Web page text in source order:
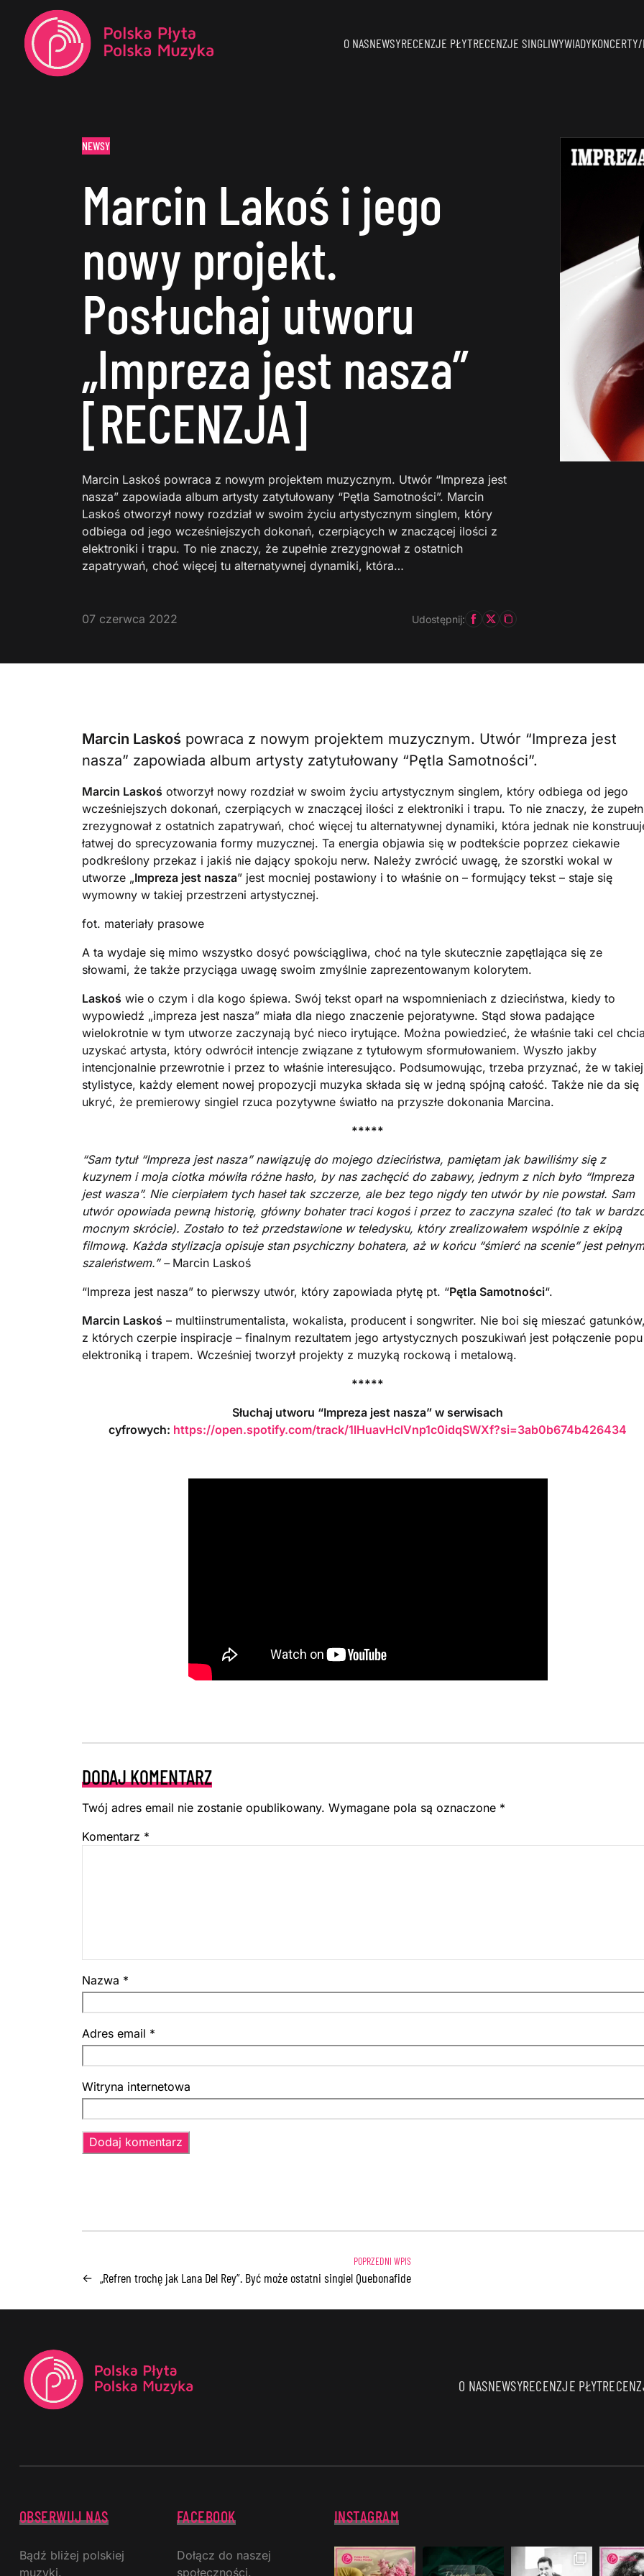
O NASNEWSYRECENZJE PŁYTRECENZJE SINGLIWYWIADY
NEWSY
Marcin Lakoś i jego
nowy projekt.
Posłuchaj utworu
„Impreza jest nasza”
[RECENZJA]
Marcin Laskoś powraca z nowym projektem muzycznym. Utwór “Impreza jest
nasza” zapowiada album artysty zatytułowany “Pętla Samotności”. Marcin
Laskoś otworzył nowy rozdział w swoim życiu artystycznym singlem, który
odbiega od jego wcześniejszych dokonań, czerpiących w znaczącej ilości z
elektroniki i trapu. To nie znaczy, że zupełnie zrezygnował z ostatnich
zapatrywań, choć więcej tu alternatywnej dynamiki, która…
07 czerwca 2022 Udostępnij:
Marcin Laskoś powraca z nowym projektem muzycznym. Utwór “Impreza jest
nasza” zapowiada album artysty zatytułowany “Pętla Samotności”.
Marcin Laskoś otworzył nowy rozdział w swoim życiu artystycznym singlem, który odbiega od jego
wcześniejszych dokonań, czerpiących w znaczącej ilości z elektroniki i trapu. To nie znaczy, że
zrezygnował z ostatnich zapatrywań, choć więcej tu alternatywnej dynamiki, która jednak nie
łatwej do sprecyzowania formy muzycznej. Ta energia objawia się w podtekście poprzez ciekawie
podkreślony przekaz i jakiś nie dający spokoju nerw. Należy zwrócić uwagę, że szorstki wokal w
utworze „Impreza jest nasza” jest mocniej postawiony i to właśnie on – formujący tekst – staje się
wymowny w takiej przestrzeni artystycznej.
fot. materiały prasowe
A ta wydaje się mimo wszystko dosyć powściągliwa, choć na tyle skutecznie zapętlająca się ze
słowami, że także przyciąga uwagę swoim zmyślnie zaprezentowanym kolorytem.
Laskoś wie o czym i dla kogo śpiewa. Swój tekst oparł na wspomnieniach z dzieciństwa, kiedy to
wypowiedź „impreza jest nasza” miała dla niego znaczenie pejoratywne. Stąd słowa padające
wielokrotnie w tym utworze zaczynają być nieco irytujące. Można powiedzieć, że właśnie taki cel
uzyskać artysta, który odwrócił intencje związane z tytułowym sformułowaniem. Wyszło jakby
intencjonalnie przewrotnie i przez to właśnie interesująco. Podsumowując, trzeba przyznać, że w takiej
stylistyce, każdy element nowej propozycji muzyka składa się w jedną spójną całość. Także nie da się
ukryć, że premierowy singiel rzuca pozytywne światło na przyszłe dokonania Marcina.
*****
“Sam tytuł “Impreza jest nasza” nawiązuję do mojego dzieciństwa, pamiętam jak bawiliśmy się z
kuzynem i moja ciotka mówiła różne hasło, by nas zachęcić do zabawy, jednym z nich było “Impreza
jest wasza”. Nie cierpiałem tych haseł tak szczerze, ale bez tego nigdy ten utwór by nie powstał. Sam
utwór opowiada pewną historię, główny bohater traci kogoś i przez to zaczyna szaleć (to tak w
mocnym skrócie). Zostało to też przedstawione w teledysku, który zrealizowałem wspólnie z ekipą
filmową. Każda stylizacja opisuje stan psychiczny bohatera, aż w końcu “śmierć na scenie” jest pełnym
szaleństwem.” – Marcin Laskoś
“Impreza jest nasza” to pierwszy utwór, który zapowiada płytę pt. “Pętla Samotności“.
Marcin Laskoś – multiinstrumentalista, wokalista, producent i songwriter. Nie boi się mieszać
z których czerpie inspiracje – finalnym rezultatem jego artystycznych poszukiwań jest połączenie
elektroniką i trapem. Wcześniej tworzył projekty z muzyką rockową i metalową.
*****
Słuchaj utworu “Impreza jest nasza” w serwisach
cyfrowych: https://open.spotify.com/track/1lHuavHclVnp1c0idqSWXf?si=3ab0b674b426434
DODAJ KOMENTARZ
Twój adres email nie zostanie opublikowany. Wymagane pola są oznaczone *
Komentarz *
Nazwa *
Adres email *
Witryna internetowa
← „Refren trochę jak Lana Del Rey”. Być może ostatni singiel Quebonafide
O NASNEWSYRECENZJE PŁYT
OBSERWUJ NAS
Bądź bliżej polskiej
muzyki.
FACEBOOK
Dołącz do naszej
społeczności.
INSTAGRAM